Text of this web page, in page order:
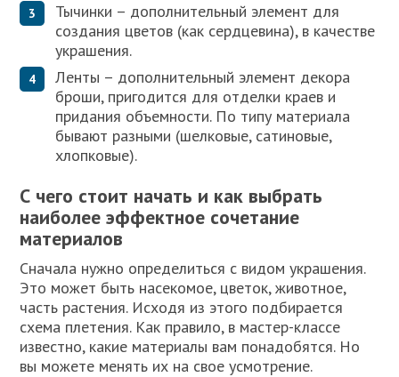
Тычинки – дополнительный элемент для
создания цветов (как сердцевина), в качестве
украшения.
Ленты – дополнительный элемент декора
броши, пригодится для отделки краев и
придания объемности. По типу материала
бывают разными (шелковые, сатиновые,
хлопковые).
С чего стоит начать и как выбрать
наиболее эффектное сочетание
материалов
Сначала нужно определиться с видом украшения.
Это может быть насекомое, цветок, животное,
часть растения. Исходя из этого подбирается
схема плетения. Как правило, в мастер-классе
известно, какие материалы вам понадобятся. Но
вы можете менять их на свое усмотрение.